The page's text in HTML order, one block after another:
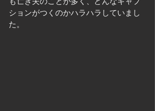
ションがつくのかハラハラしていまし
た。